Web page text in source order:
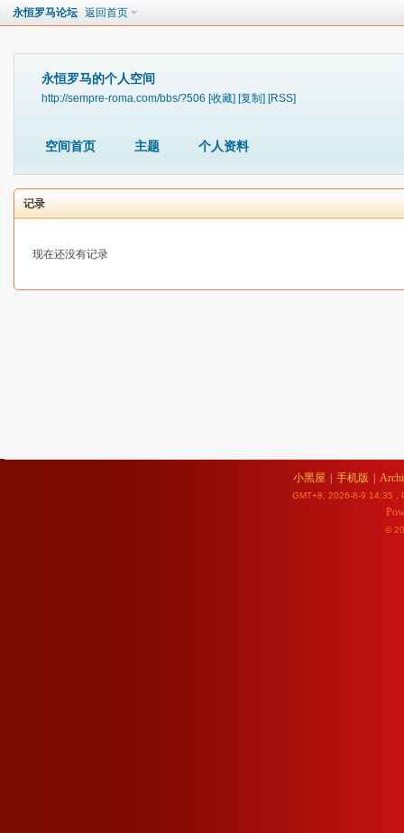
永恒罗马论坛 返回首页
永恒罗马的个人空间
http://sempre-roma.com/bbs/?506 [收藏] [复制] [RSS]
空间首页 主题 个人资料
记录
现在还没有记录
小黑屋 手机版
GMT+8, 2026-8-9 14:35 ,
©